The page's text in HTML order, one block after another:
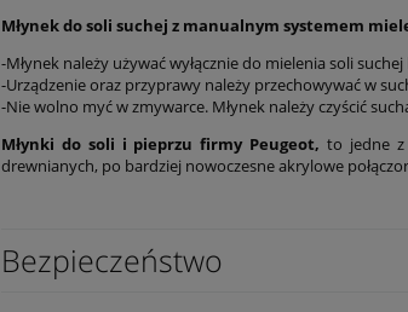
Młynek do soli suchej z manualnym systemem
-Młynek należy używać wyłącznie do mielenia soli
-Urządzenie oraz przyprawy należy przechowywać w
-Nie wolno myć w zmywarce. Młynek należy czyścić
Młynki do soli i pieprzu firmy Peugeot, to jedne z
drewnianych, po bardziej nowoczesne akrylowe
Bezpieczeństwo